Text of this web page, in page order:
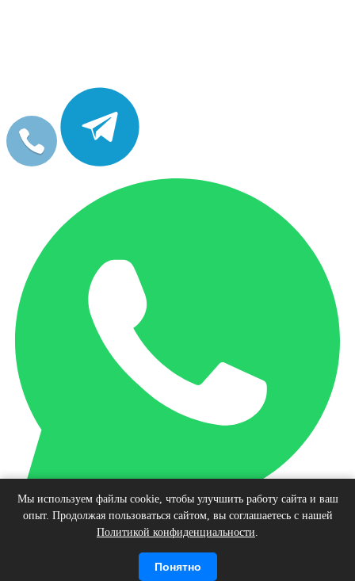
Наверх
© Интернет-магазин виниловых пластинок, 2026
Мы используем файлы cookie, чтобы улучшить работу сайта и ваш
опыт. Продолжая пользоваться сайтом, вы соглашаетесь с нашей
Политикой конфиденциальности.
Понятно